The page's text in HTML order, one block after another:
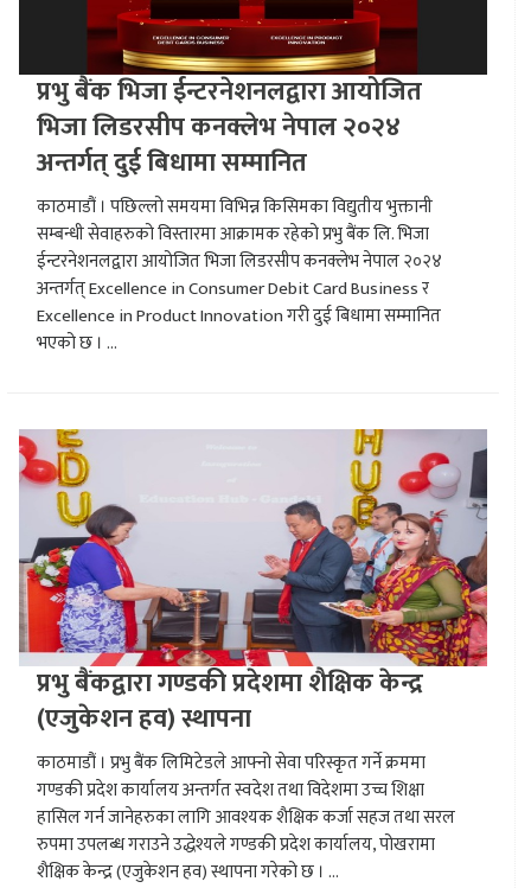
प्रभु बैंक भिजा ईन्टरनेशनलद्वारा आयोजित
भिजा लिडरसीप कनक्लेभ नेपाल २०२४
अन्तर्गत् दुई बिधामा सम्मानित
काठमाडौं । पछिल्लो समयमा विभिन्न किसिमका विद्युतीय भुक्तानी
सम्बन्धी सेवाहरुको विस्तारमा आक्रामक रहेको प्रभु बैंक लि. भिजा
ईन्टरनेशनलद्वारा आयोजित भिजा लिडरसीप कनक्लेभ नेपाल २०२४
अन्तर्गत् Excellence in Consumer Debit Card Business र
Excellence in Product Innovation गरी दुई बिधामा सम्मानित
भएको छ । ...
प्रभु बैंकद्वारा गण्डकी प्रदेशमा शैक्षिक केन्द्र
(एजुकेशन हव) स्थापना
काठमाडौं । प्रभु बैंक लिमिटेडले आफ्नो सेवा परिस्कृत गर्ने क्रममा
गण्डकी प्रदेश कार्यालय अन्तर्गत स्वदेश तथा विदेशमा उच्च शिक्षा
हासिल गर्न जानेहरुका लागि आवश्यक शैक्षिक कर्जा सहज तथा सरल
रुपमा उपलब्ध गराउने उद्धेश्यले गण्डकी प्रदेश कार्यालय, पोखरामा
शैक्षिक केन्द्र (एजुकेशन हव) स्थापना गरेको छ । ...